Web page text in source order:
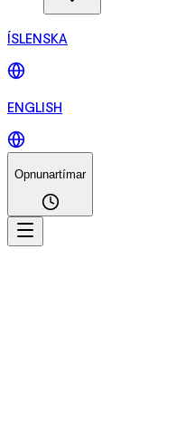
ÍSLENSKA
ENGLISH
Opnunartímar